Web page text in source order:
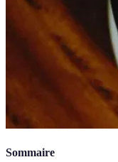
Sommaire